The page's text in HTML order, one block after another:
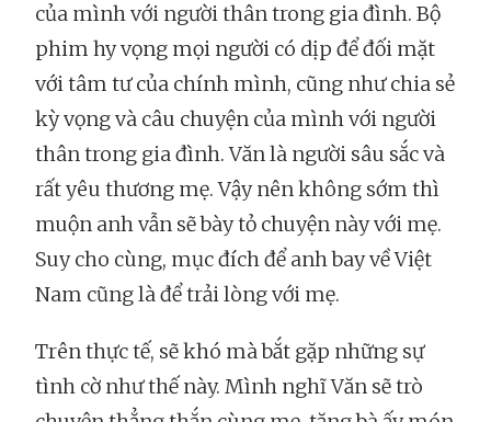
của mình với người thân trong gia đình. Bộ
phim hy vọng mọi người có dịp để đối mặt
với tâm tư của chính mình, cũng như chia sẻ
kỳ vọng và câu chuyện của mình với người
thân trong gia đình. Văn là người sâu sắc và
rất yêu thương mẹ. Vậy nên không sớm thì
muộn anh vẫn sẽ bày tỏ chuyện này với mẹ.
Suy cho cùng, mục đích để anh bay về Việt
Nam cũng là để trải lòng với mẹ.
Trên thực tế, sẽ khó mà bắt gặp những sự
tình cờ như thế này. Mình nghĩ Văn sẽ trò